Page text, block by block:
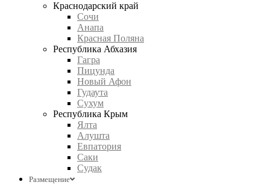
Краснодарский край
Сочи
Анапа
Красная Поляна
Республика Абхазия
Гагра
Пицунда
Новый Афон
Гудаута
Сухум
Республика Крым
Ялта
Алушта
Евпатория
Саки
Судак
Размещение